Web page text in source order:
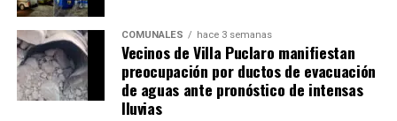
COMUNALES hace 3 semanas
Vecinos de Villa Puclaro manifiestan
preocupación por ductos de evacuación
de aguas ante pronóstico de intensas
lluvias